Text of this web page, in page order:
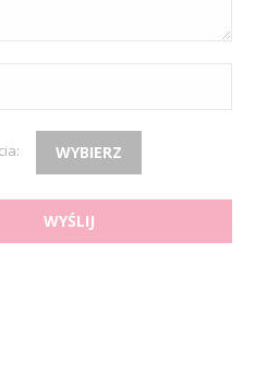
WYBIERZ
WYŚLIJ